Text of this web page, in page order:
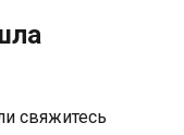
свяжитесь